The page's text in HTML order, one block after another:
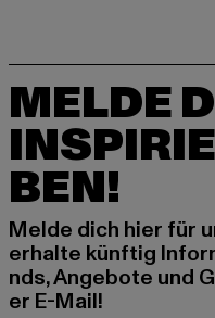
MELDE
BEN!
Melde dich hier für
erhalte künftig
nds, Angebote und
er E-Mail!